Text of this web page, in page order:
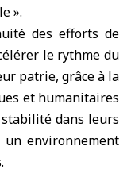
».
des efforts de
le rythme du
patrie, grâce à la
et humanitaires
dans leurs
environnement